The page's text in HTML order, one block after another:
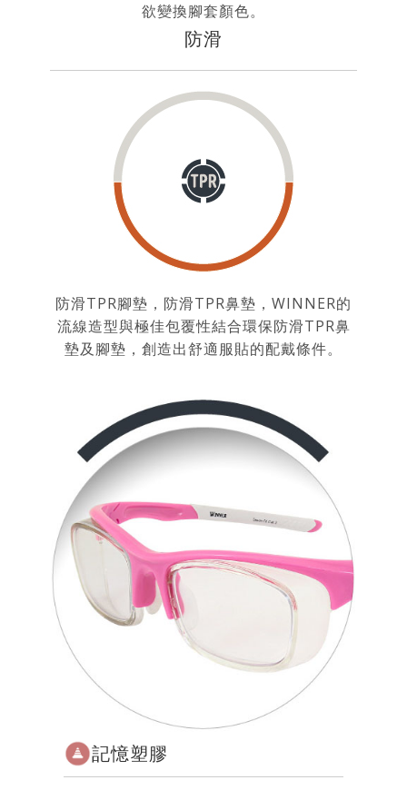
欲變換腳套顏色。
防滑
防滑TPR腳墊，防滑TPR鼻墊，WINNER的
流線造型與極佳包覆性結合環保防滑TPR鼻
墊及腳墊，創造出舒適服貼的配戴條件。
記憶塑膠